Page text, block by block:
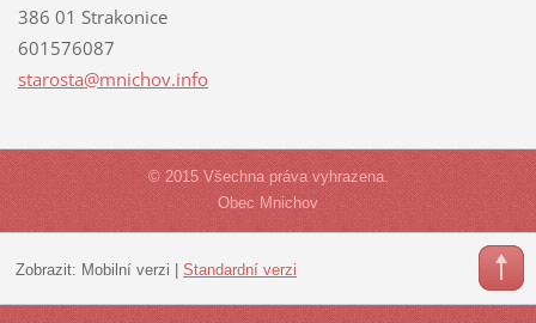
386 01 Strakonice
601576087
starosta@mnichov.info
© 2015 Všechna práva vyhrazena.
Obec Mnichov
Zobrazit: Mobilní verzi Standardní verzi